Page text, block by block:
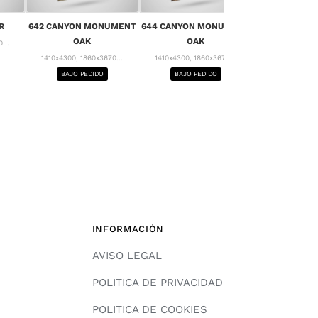
642 CANYON MONUMENT
OAK
1410x4300, 1860x3670...
BAJO PEDIDO
644 CANYON MONUMENT
OAK
1410x4300, 1860x3670...
BAJO PEDIDO
INFORMACIÓN
AVISO LEGAL
POLITICA DE PRIVACIDAD
POLITICA DE COOKIES